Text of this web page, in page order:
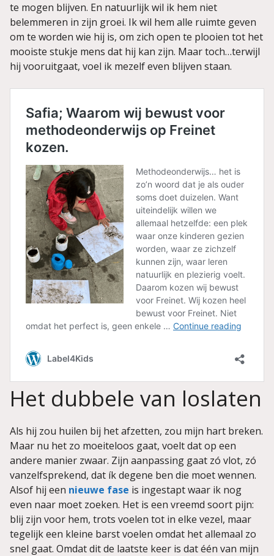
te mogen blijven. En natuurlijk wil ik hem niet
belemmeren in zijn groei. Ik wil hem alle ruimte geven
om te worden wie hij is, om zich open te plooien tot het
mooiste stukje mens dat hij kan zijn. Maar toch…terwijl
hij vooruitgaat, voel ik mezelf even blijven staan.
Het dubbele van loslaten
Als hij zou huilen bij het afzetten, zou mijn hart breken.
Maar nu het zo moeiteloos gaat, voelt dat op een
andere manier zwaar. Zijn aanpassing gaat zó vlot, zó
vanzelfsprekend, dat ík degene ben die moet wennen.
Alsof hij een nieuwe fase is ingestapt waar ik nog
even naar moet zoeken. Het is een vreemd soort pijn:
blij zijn voor hem, trots voelen tot in elke vezel, maar
tegelijk een kleine barst voelen omdat het allemaal zo
snel gaat. Omdat dit de laatste keer is dat één van mijn